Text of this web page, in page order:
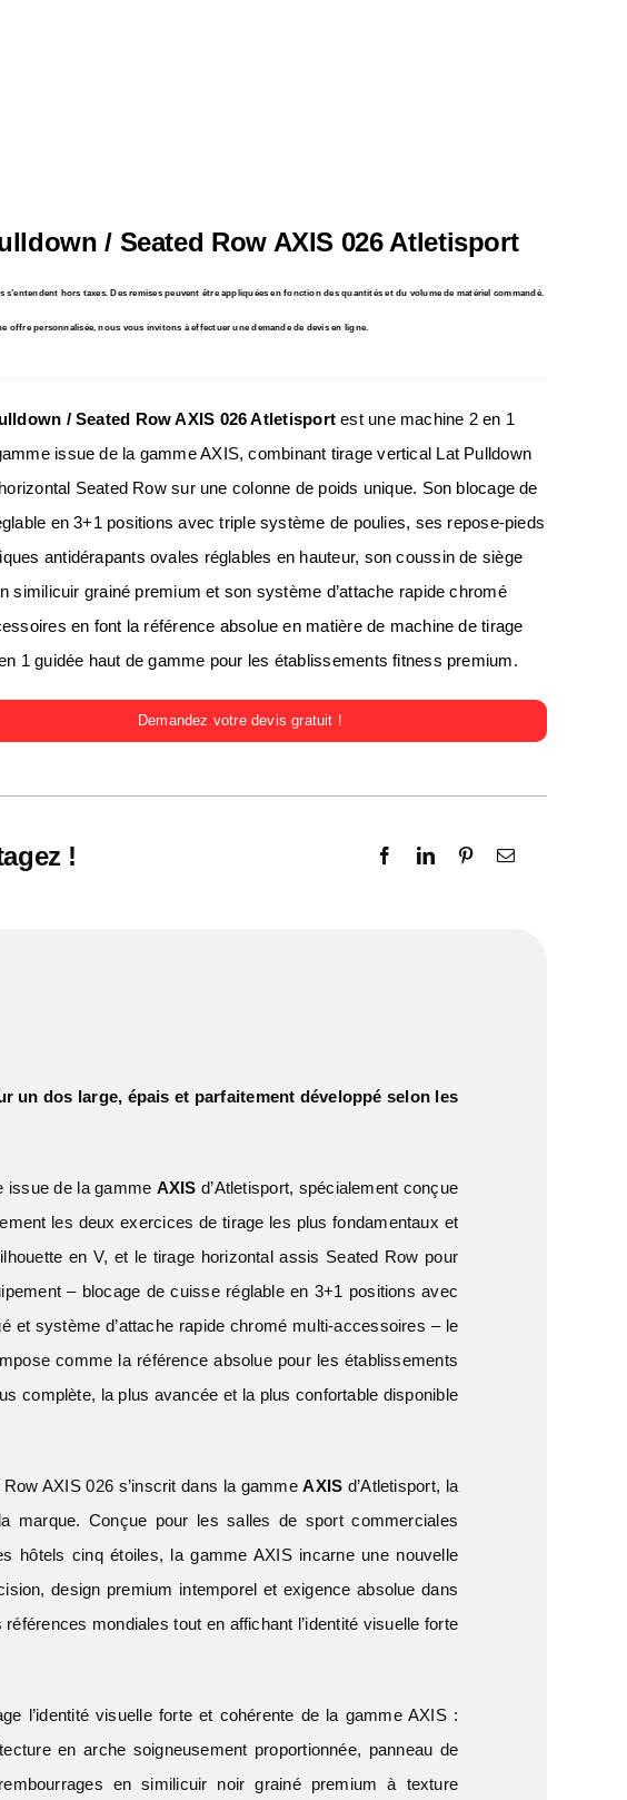
/ Seated Row AXIS 026 Atletisport
s’entendent hors taxes. Des remises peuvent être appliquées en fonction des quantités et du volume de matériel commandé.
offre personnalisée, nous vous invitons à effectuer une demande de devis en ligne.
/ Seated Row AXIS 026 Atletisportest une machine 2 en 1
issue de la gamme AXIS, combinant tirage vertical Lat Pulldown
Seated Row sur une colonne de poids unique. Son blocage de
en 3+1 positions avec triple système de poulies, ses repose-pieds
antidérapants ovales réglables en hauteur, son coussin de siège
similicuir grainé premium et son système d’attache rapide chromé
en font la référence absolue en matière de machine de tirage
1 guidée haut de gamme pour les établissements fitness premium.
Demandez votre devis gratuit !
!
un dos large, épais et parfaitement développé selon les
issue de la gamme AXIS d’Atletisport, spécialement conçue
les deux exercices de tirage les plus fondamentaux et
en V, et le tirage horizontal assis Seated Row pour
– blocage de cuisse réglable en 3+1 positions avec
et système d’attache rapide chromé multi-accessoires – le
comme la référence absolue pour les établissements
complète, la plus avancée et la plus confortable disponible
AXIS 026 s’inscrit dans la gammeAXIS d’Atletisport, la
marque. Conçue pour les salles de sport commerciales
hôtels cinq étoiles, la gamme AXIS incarne une nouvelle
design premium intemporel et exigence absolue dans
mondiales tout en affichant l’identité visuelle forte
l’identité visuelle forte et cohérente de la gamme AXIS :
en arche soigneusement proportionnée, panneau de
en similicuir noir grainé premium à texture